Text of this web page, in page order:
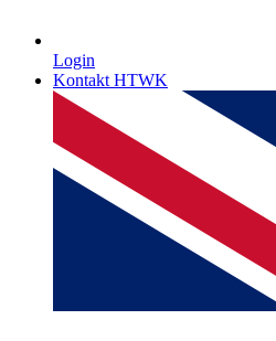
Login
Kontakt HTWK